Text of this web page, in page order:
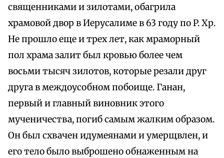
священниками и зилотами, обагрила
храмовой двор в Иерусалиме в 63 году по P. Хр.
Не прошло еще и трех лет, как мраморный
пол храма залит был кровью более чем
восьми тысяч зилотов, которые резали друг
друга в междоусобном побоище. Ганан,
первый и главный виновник этого
мученичества, погиб самым жалким образом.
Он был схвачен идумеянами и умерщвлен, и
его тело было выброшено обнаженным на